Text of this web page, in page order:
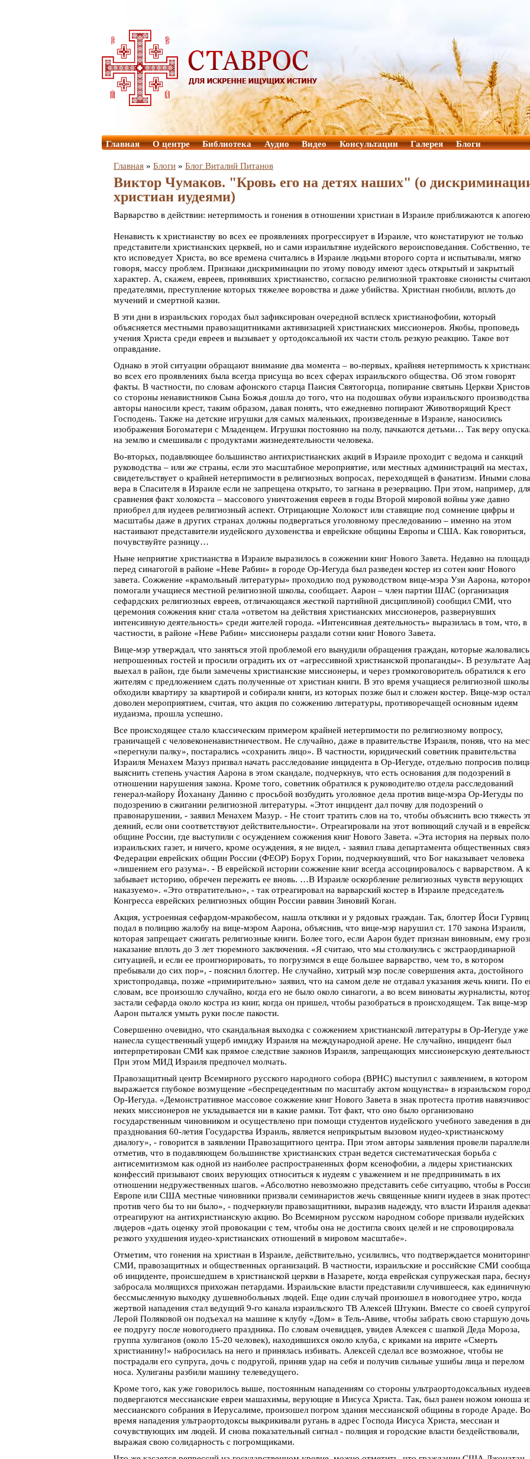
Главная О центре Библиотека Аудио Видео Консультации Галерея Блоги
Главная » Блоги » Блог Виталий Питанов
Виктор Чумаков. "Кровь его на детях наших" (о
христиан иудеями)
Варварство в действии: нетерпимость и гонения в отношении христиан в Израиле приближаются к апогею
Ненависть к христианству во всех ее проявлениях прогрессирует в Израиле, что констатируют не только
представители христианских церквей, но и сами израильтяне иудейского вероисповедания. Собственно,
кто исповедует Христа, во все времена считались в Израиле людьми второго сорта и испытывали, мягко
говоря, массу проблем. Признаки дискриминации по этому поводу имеют здесь открытый и закрытый
характер. А, скажем, евреев, принявших христианство, согласно религиозной трактовке сионисты
предателями, преступление которых тяжелее воровства и даже убийства. Христиан гнобили, вплоть до
мучений и смертной казни.
В эти дни в израильских городах был зафиксирован очередной всплеск христианофобии, который
объясняется местными правозащитниками активизацией христианских миссионеров. Якобы, проповедь
учения Христа среди евреев и вызывает у ортодоксальной их части столь резкую реакцию. Такое вот
оправдание.
Однако в этой ситуации обращают внимание два момента – во-первых, крайняя нетерпимость к
во всех его проявлениях была всегда присуща во всех сферах израильского общества. Об этом говорят
факты. В частности, по словам афонского старца Паисия Святогорца, попирание святынь Церкви
со стороны ненавистников Сына Божья дошла до того, что на подошвах обуви израильского производства
авторы наносили крест, таким образом, давая понять, что ежедневно попирают Животворящий Крест
Господень. Также на детские игрушки для самых маленьких, произведенные в Израиле, наносились
изображения Богоматери с Младенцем. Игрушки постоянно на полу, пачкаются детьми… Так веру
на землю и смешивали с продуктами жизнедеятельности человека.
Во-вторых, подавляющее большинство антихристианских акций в Израиле проходит с ведома и санкций
руководства – или же страны, если это масштабное мероприятие, или местных администраций на местах,
свидетельствует о крайней нетерпимости в религиозных вопросах, переходящей в фанатизм. Иными
вера в Спасителя в Израиле если не запрещена открыто, то загнана в резервацию. При этом, например,
сравнения факт холокоста – массового уничтожения евреев в годы Второй мировой войны уже давно
приобрел для иудеев религиозный аспект. Отрицающие Холокост или ставящие под сомнение цифры и
масштабы даже в других странах должны подвергаться уголовному преследованию – именно на этом
настаивают представители иудейского духовенства и еврейские общины Европы и США. Как говориться,
почувствуйте разницу…
Ныне неприятие христианства в Израиле выразилось в сожжении книг Нового Завета. Недавно на
перед синагогой в районе «Неве Рабин» в городе Ор-Иегуда был разведен костер из сотен книг Нового
завета. Сожжение «крамольный литературы» проходило под руководством вице-мэра Узи Аарона,
помогали учащиеся местной религиозной школы, сообщает. Аарон – член партии ШАС (организация
сефардских религиозных евреев, отличающаяся жесткой партийной дисциплиной) сообщил СМИ, что
церемония сожжения книг стала «ответом на действия христианских миссионеров, развернувших
интенсивную деятельность» среди жителей города. «Интенсивная деятельность» выразилась в том, что, в
частности, в районе «Неве Рабин» миссионеры раздали сотни книг Нового Завета.
Вице-мэр утверждал, что заняться этой проблемой его вынудили обращения граждан, которые
непрошенных гостей и просили оградить их от «агрессивной христианской пропаганды». В результате
выехал в район, где были замечены христианские миссионеры, и через громкоговоритель обратился к его
жителям с предложением сдать полученные от христиан книги. В это время учащиеся религиозной школы
обходили квартиру за квартирой и собирали книги, из которых позже был и сложен костер. Вице-мэр
доволен мероприятием, считая, что акция по сожжению литературы, противоречащей основным идеям
иудаизма, прошла успешно.
Все происходящее стало классическим примером крайней нетерпимости по религиозному вопросу,
граничащей с человеконенавистничеством. Не случайно, даже в правительстве Израиля, поняв, что на
«перегнули палку», постарались «сохранить лицо». В частности, юридический советник правительства
Израиля Менахем Мазуз призвал начать расследование инцидента в Ор-Иегуде, отдельно попросив
выяснить степень участия Аарона в этом скандале, подчеркнув, что есть основания для подозрений в
отношении нарушения закона. Кроме того, советник обратился к руководителю отдела расследований
генерал-майору Йоханану Данино с просьбой возбудить уголовное дела против вице-мэра Ор-Иегуды по
подозрению в сжигании религиозной литературы. «Этот инцидент дал почву для подозрений о
правонарушении, - заявил Менахем Мазур. - Не стоит тратить слов на то, чтобы объяснить всю тяжесть
деяний, если они соответствуют действительности». Отреагировали на этот вопиющий случай и в
общине России, где выступили с осуждением сожжения книг Нового Завета. «Эта история на первых
израильских газет, и ничего, кроме осуждения, я не видел, - заявил глава департамента общественных
Федерации еврейских общин России (ФЕОР) Борух Горин, подчеркнувший, что Бог наказывает человека
«лишением его разума». - В еврейской истории сожжение книг всегда ассоциировалось с варварством. А
забывает историю, обречен пережить ее вновь. …В Израиле оскорбление религиозных чувств верующих
наказуемо». «Это отвратительно», - так отреагировал на варварский костер в Израиле председатель
Конгресса еврейских религиозных общин России раввин Зиновий Коган.
Акция, устроенная сефардом-мракобесом, нашла отклики и у рядовых граждан. Так, блоггер Йоси Гурвиц
подал в полицию жалобу на вице-мэром Аарона, объяснив, что вице-мэр нарушил ст. 170 закона Израиля,
которая запрещает сжигать религиозные книги. Более того, если Аарон будет признан виновным, ему
наказание вплоть до 3 лет тюремного заключения. «Я считаю, что мы столкнулись с экстраординарной
ситуацией, и если ее проигнорировать, то погрузимся в еще большее варварство, чем то, в котором
пребывали до сих пор», - пояснил блоггер. Не случайно, хитрый мэр после совершения акта, достойного
христопродавца, позже «примирительно» заявил, что на самом деле не отдавал указания жечь книги. По
словам, все произошло случайно, когда его не было около синагоги, а во всем виноваты журналисты,
застали сефарда около костра из книг, когда он пришел, чтобы разобраться в происходящем. Так вице-мэр
Аарон пытался умыть руки после пакости.
Совершенно очевидно, что скандальная выходка с сожжением христианской литературы в Ор-Иегуде уже
нанесла существенный ущерб имиджу Израиля на международной арене. Не случайно, инцидент был
интерпретирован СМИ как прямое следствие законов Израиля, запрещающих миссионерскую
При этом МИД Израиля предпочел молчать.
Правозащитный центр Всемирного русского народного собора (ВРНС) выступил с заявлением, в котором
выражается глубокое возмущение «беспрецедентным по масштабу актом кощунства» в израильском
Ор-Иегуда. «Демонстративное массовое сожжение книг Нового Завета в знак протеста против
неких миссионеров не укладывается ни в какие рамки. Тот факт, что оно было организовано
государственным чиновником и осуществлено при помощи студентов иудейского учебного заведения в
празднования 60-летия Государства Израиль, является неприкрытым вызовом иудео-христианскому
диалогу», - говорится в заявлении Правозащитного центра. При этом авторы заявления провели
отметив, что в подавляющем большинстве христианских стран ведется систематическая борьба с
антисемитизмом как одной из наиболее распространенных форм ксенофобии, а лидеры христианских
конфессий призывают своих верующих относиться к иудеям с уважением и не предпринимать в их
отношении недружественных шагов. «Абсолютно невозможно представить себе ситуацию, чтобы в
Европе или США местные чиновники призвали семинаристов жечь священные книги иудеев в знак
против чего бы то ни было», - подчеркнули правозащитники, выразив надежду, что власти Израиля
отреагируют на антихристианскую акцию. Во Всемирном русском народном соборе призвали иудейских
лидеров «дать оценку этой провокации с тем, чтобы она не достигла своих целей и не спровоцировала
резкого ухудшения иудео-христианских отношений в мировом масштабе».
Отметим, что гонения на христиан в Израиле, действительно, усилились, что подтверждается
СМИ, правозащитных и общественных организаций. В частности, израильские и российские СМИ
об инциденте, происшедшем в христианской церкви в Назарете, когда еврейская супружеская пара,
забросала молящихся прихожан петардами. Израильские власти представили случившееся, как единичную
бессмысленную выходку душевнобольных людей. Еще один случай произошел в новогоднее утро, когда
жертвой нападения стал ведущий 9-го канала израильского ТВ Алексей Штукин. Вместе со своей
Лерой Поляковой он подъехал на машине к клубу «Дом» в Тель-Авиве, чтобы забрать свою старшую
ее подругу после новогоднего праздника. По словам очевидцев, увидев Алексея с шапкой Деда Мороза,
группа хулиганов (около 15-20 человек), находившихся около клуба, с криками на иврите «Смерть
христианину!» набросилась на него и принялась избивать. Алексей сделал все возможное, чтобы не
пострадали его супруга, дочь с подругой, приняв удар на себя и получив сильные ушибы лица и перелом
носа. Хулиганы разбили машину телеведущего.
Кроме того, как уже говорилось выше, постоянным нападениям со стороны ультраортодоксальных иудеев
подвергаются мессианские евреи машахимы, верующие в Иисуса Христа. Так, был ранен ножом юноша
мессианского собрания в Иерусалиме, произошел погром здания мессианской общины в городе Араде. Во
время нападения ультраортодоксы выкрикивали ругань в адрес Господа Иисуса Христа, мессиан и
сочувствующих им людей. И снова показательный сигнал - полиция и городские власти бездействовали,
выражая свою солидарность с погромщиками.